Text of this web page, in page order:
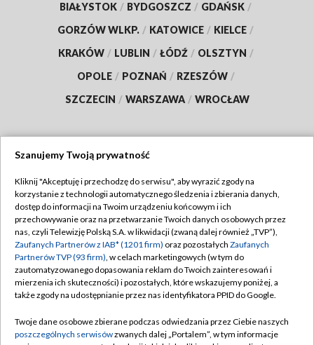
BIAŁYSTOK / BYDGOSZCZ / GDAŃSK /
GORZÓW WLKP. / KATOWICE / KIELCE /
KRAKÓW / LUBLIN / ŁÓDŹ / OLSZTYN /
OPOLE / POZNAŃ / RZESZÓW /
SZCZECIN / WARSZAWA / WROCŁAW
TVP
Abonament TVP
Emisja w TVP
Centrum informacji TVP
Naziemna Telewizja Cyfrowa
Rada Programowa
Regulamin TVP
Polityka prywatności
Moje zgody
Pomoc
Kontakt
Szanujemy Twoją prywatność
Kliknij "Akceptuję i przechodzę do serwisu", aby wyrazić zgody na
korzystanie z technologii automatycznego śledzenia i zbierania danych,
dostęp do informacji na Twoim urządzeniu końcowym i ich
przechowywanie oraz na przetwarzanie Twoich danych osobowych przez
nas, czyli Telewizję Polską S.A. w likwidacji (zwaną dalej również „TVP”),
Zaufanych Partnerów z IAB* (1201 firm) oraz pozostałych Zaufanych
Partnerów TVP (93 firm), w celach marketingowych (w tym do
zautomatyzowanego dopasowania reklam do Twoich zainteresowań i
mierzenia ich skuteczności) i pozostałych, które wskazujemy poniżej, a
także zgody na udostępnianie przez nas identyfikatora PPID do Google.
Twoje dane osobowe zbierane podczas odwiedzania przez Ciebie naszych
poszczególnych serwisówzwanych dalej „Portalem”, w tym informacje